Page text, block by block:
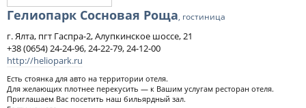
Гелиопарк Сосновая Роща, гостиница
г. Ялта, пгт Гаспра-2, Алупкинское шоссе, 21
+38 (0654) 24-24-96, 24-22-79, 24-12-00
http://heliopark.ru
Есть стоянка для авто на территории отеля.
Для желающих плотнее перекусить — к Вашим услугам ресторан отеля.
Приглашаем Вас посетить наш бильярдный зал.